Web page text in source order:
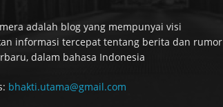
adalah blog yang mempunyai visi
informasi tercepat tentang berita dan rumor
dalam bahasa Indonesia
bhakti.utama@gmail.com